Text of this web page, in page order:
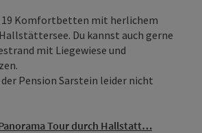
19 Komfortbetten mit herlichem
Du kannst auch gerne
mit Liegewiese und
Pension Sarstein leider nicht
Tour durch Hallstatt…